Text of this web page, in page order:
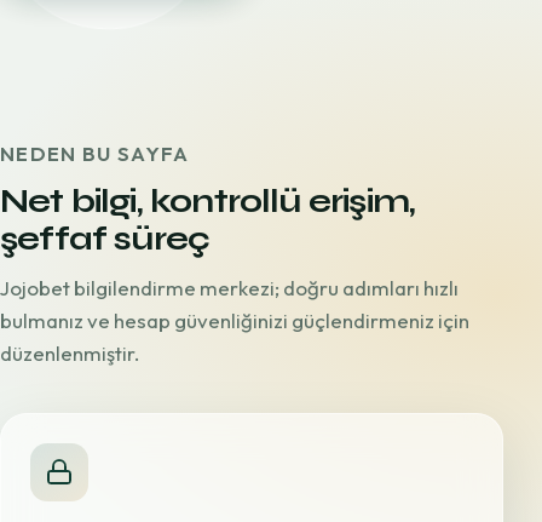
NEDEN BU SAYFA
Net bilgi, kontrollü erişim,
şeffaf süreç
Jojobet bilgilendirme merkezi; doğru adımları hızlı
bulmanız ve hesap güvenliğinizi güçlendirmeniz için
düzenlenmiştir.